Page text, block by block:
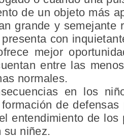
de un objeto más
grande y semejante
con
mejor
entre las
normales.
en los
de defensas
entendimiento de los
su niñez.